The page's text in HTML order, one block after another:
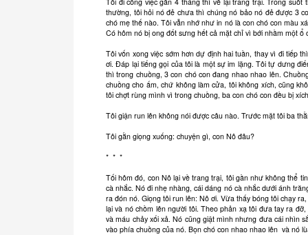
thường, tôi hỏi nó đẻ chưa thì chúng nó bảo nó đẻ được 3
chó mẹ thế nào. Tôi vẫn nhớ như in nó là con chó con màu
Có hôm nó bị ong đốt sưng hết cả mặt chỉ vì bới nhầm một
Tôi vốn xong việc sớm hơn dự định hai tuần, thay vì đi tiếp
ơi. Đáp lại tiếng gọi của tôi là một sự im lặng. Tôi tự dưng
thì trong chuồng, 3 con chó con đang nhao nhao lên.
chuồng cho ấm, chứ không làm cửa, tôi không xích, cũng
tôi chợt rùng mình vì trong chuồng, ba con chó con đều bị
Tôi giận run lên không nói được câu nào. Trước mặt tôi ba
Tôi gằn giọng xuống: chuyện gì, con Nô đâu?
* * *
Tối hôm đó, con Nô lại về trang trại, tôi gần như không thể
cà nhắc. Nó đi nhẹ nhàng, cái dáng nó cà nhắc dưới ánh
ra đón nó. Giọng tôi run lên: Nô ơi. Vừa thấy bóng tôi chạy
lại và nó chồm lên người tôi. Theo phản xạ tôi đưa tay ra
và máu chảy xối xả. Nó cũng giật mình nhưng đưa cái nhìn
vào phía chuồng của nó. Bọn chó con nhao nhao lên và nó